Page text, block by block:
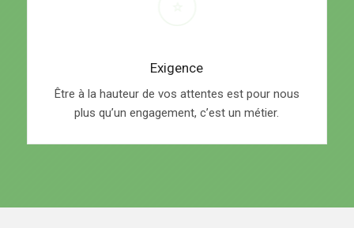
Exigence
Être à la hauteur de vos attentes est pour nous
plus qu’un engagement, c’est un métier.